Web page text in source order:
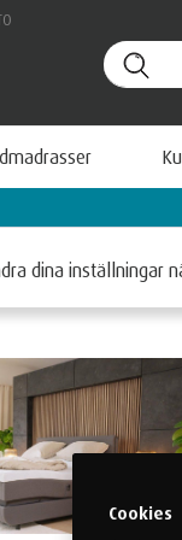
dina inställningar
FRAKT OCH
Cookies